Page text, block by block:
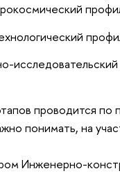
проводится
понимать, на
Инженерно-